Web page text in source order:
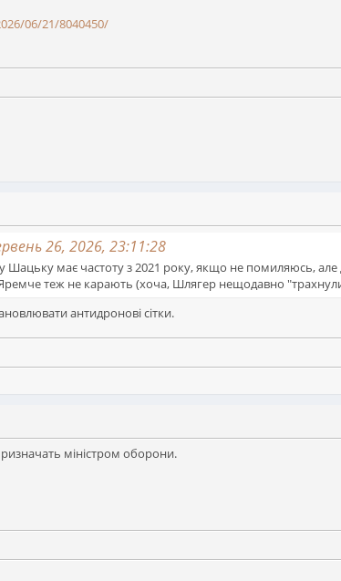
06/21/8040450/
26, 2026, 23:11:28
має частоту з 2021 року, якщо не помиляюсь, але
теж не карають (хоча, Шлягер нещодавно
антидронові сітки.
міністром оборони.